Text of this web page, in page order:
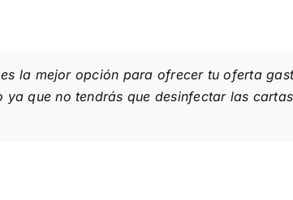
la mejor opción para ofrecer tu oferta
que no tendrás que desinfectar las